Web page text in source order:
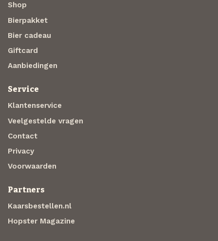
Shop
Bierpakket
Bier cadeau
Giftcard
Aanbiedingen
Service
Klantenservice
Veelgestelde vragen
Contact
Privacy
Voorwaarden
Partners
Kaarsbestellen.nl
Hopster Magazine